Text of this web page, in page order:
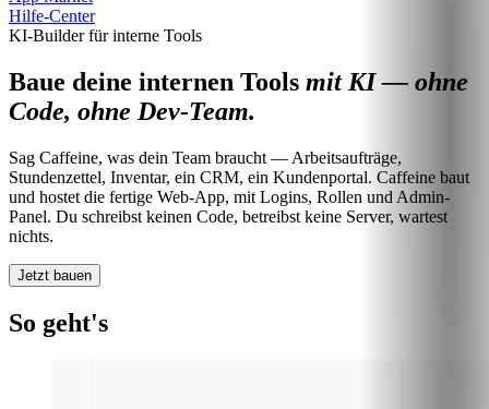
Hilfe-Center
KI-Builder für interne Tools
Baue deine internen Tools mit KI — ohne
Code, ohne Dev-Team.
Sag Caffeine, was dein Team braucht — Arbeitsaufträge,
Stundenzettel, Inventar, ein CRM, ein Kundenportal. Caffeine baut
und hostet die fertige Web-App, mit Logins, Rollen und Admin-
Panel. Du schreibst keinen Code, betreibst keine Server, wartest
nichts.
Jetzt bauen
So geht's